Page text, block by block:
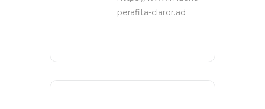
perafita-claror.ad